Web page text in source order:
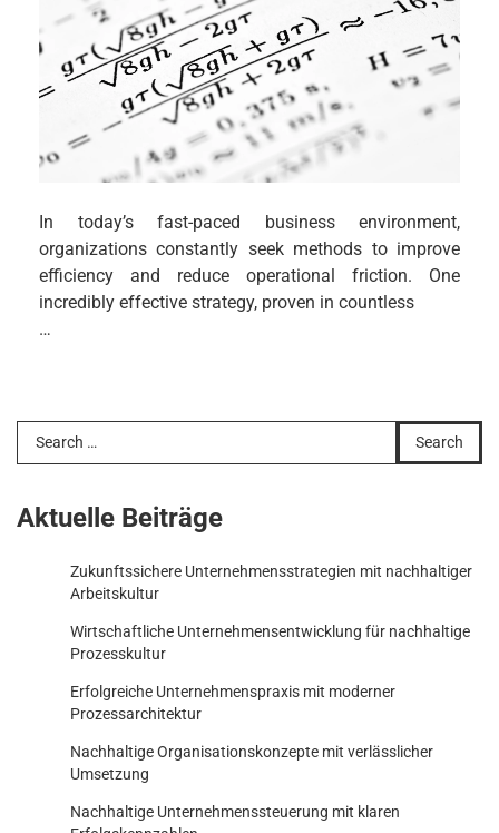
In today’s fast-paced business environment,
organizations constantly seek methods to improve
efficiency and reduce operational friction. One
incredibly effective strategy, proven in countless
…
Search
for:
Aktuelle Beiträge
Zukunftssichere Unternehmensstrategien mit nachhaltiger
Arbeitskultur
Wirtschaftliche Unternehmensentwicklung für nachhaltige
Prozesskultur
Erfolgreiche Unternehmenspraxis mit moderner
Prozessarchitektur
Nachhaltige Organisationskonzepte mit verlässlicher
Umsetzung
Nachhaltige Unternehmenssteuerung mit klaren